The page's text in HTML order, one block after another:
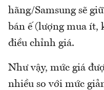
hãng/Samsung sẽ
bán ế (lượng mua ít,
điều chỉnh giá.
Như vậy, mức giá
nhiều so với mức